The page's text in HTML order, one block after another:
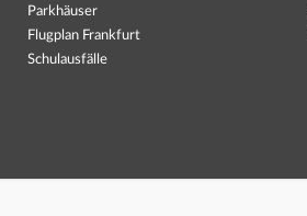
Parkhäuser
Flugplan Frankfurt
Schulausfälle